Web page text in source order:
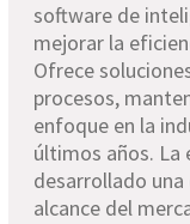
software de
mejorar la
Ofrece
procesos,
enfoque en la
últimos años. La
desarrollado
alcance del